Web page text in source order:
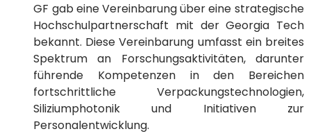
GF gab eine Vereinbarung über eine strategische
Hochschulpartnerschaft mit der Georgia Tech
bekannt. Diese Vereinbarung umfasst ein breites
Spektrum an Forschungsaktivitäten, darunter
führende Kompetenzen in den Bereichen
fortschrittliche Verpackungstechnologien,
Siliziumphotonik und Initiativen zur
Personalentwicklung.